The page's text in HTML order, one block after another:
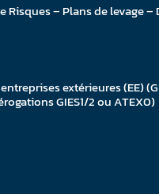
– Plans de levage
extérieures (EE)
GIES1/2 ou ATEX0)